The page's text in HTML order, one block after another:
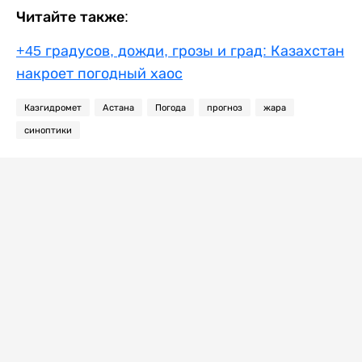
Читайте также:
+45 градусов, дожди, грозы и град: Казахстан
накроет погодный хаос
Казгидромет Астана Погода прогноз жара
синоптики